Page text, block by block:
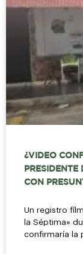
¿VIDEO
CON
Un registro
la Séptima»
confirmaría la